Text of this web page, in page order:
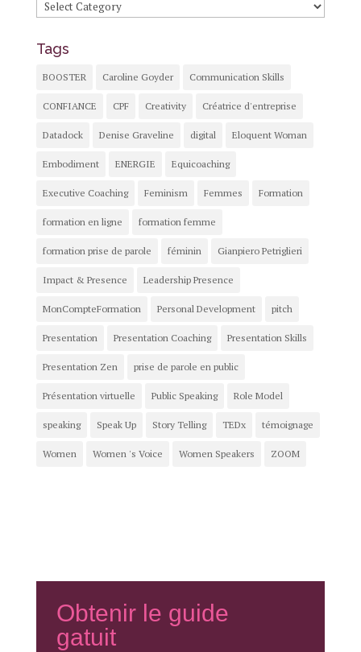
Categories
Tags
BOOSTER Caroline Goyder Communication Skills
CONFIANCE CPF Creativity Créatrice d'entreprise
Datadock Denise Graveline digital Eloquent Woman
Embodiment ENERGIE Equicoaching
Executive Coaching Feminism Femmes Formation
formation en ligne formation femme
formation prise de parole féminin Gianpiero Petriglieri
Impact & Presence Leadership Presence
MonCompteFormation Personal Development pitch
Presentation Presentation Coaching Presentation Skills
Presentation Zen prise de parole en public
Présentation virtuelle Public Speaking Role Model
speaking Speak Up Story Telling TEDx témoignage
Women Women 's Voice Women Speakers ZOOM
Obtenir le guide
gatuit